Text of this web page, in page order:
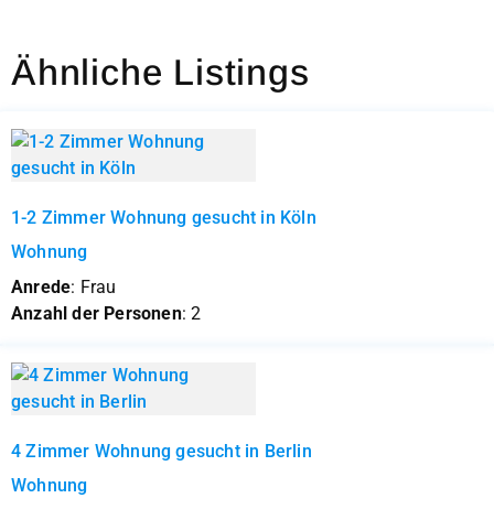
Ähnliche Listings
1-2 Zimmer Wohnung gesucht in Köln
Wohnung
Anrede: Frau
Anzahl der Personen: 2
4 Zimmer Wohnung gesucht in Berlin
Wohnung